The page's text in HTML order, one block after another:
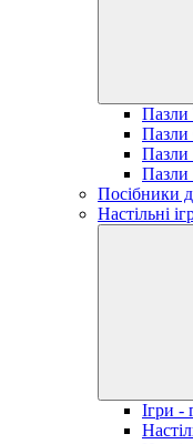
Пазли
Пазли
Пазли
Пазли
Посібники
Настільні
Ігри -